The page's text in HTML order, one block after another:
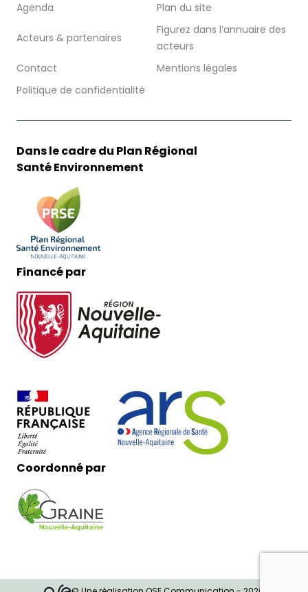
Agenda
Plan du site
Acteurs & partenaires
Figurez dans l’annuaire des
acteurs
Contact
Mentions légales
Politique de confidentialité
Dans le cadre du Plan Régional
Santé Environnement
Financé par
Coordonné par